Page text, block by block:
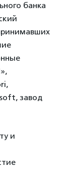
банка
завод
и